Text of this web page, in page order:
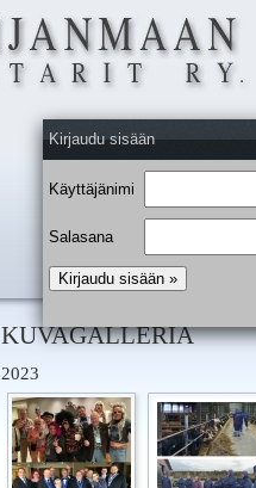
Kirjaudu sisään
Käyttäjänimi
Salasana
KUVAGALLERIA
2023